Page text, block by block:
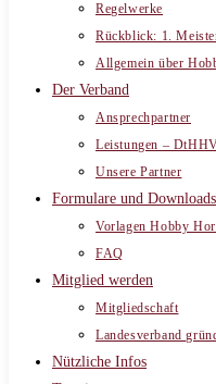
Regelwerke
Rückblick: 1.
Allgemein über
Der Verband
Ansprechpartner
Leistungen –
Unsere Partner
Formulare und Downloads
Vorlagen Hobby
FAQ
Mitglied werden
Mitgliedschaft
Landesverband
Nützliche Infos